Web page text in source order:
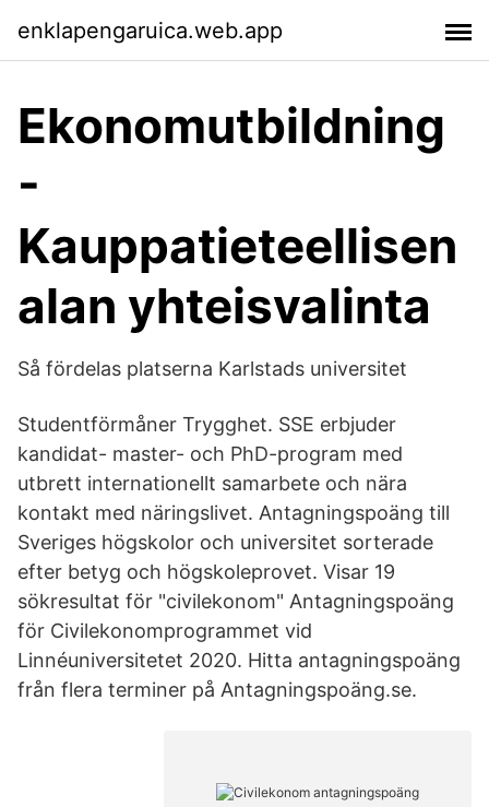
enklapengaruica.web.app
Ekonomutbildning
-
Kauppatieteellisen
alan yhteisvalinta
Så fördelas platserna Karlstads universitet
Studentförmåner Trygghet. SSE erbjuder
kandidat- master- och PhD-program med
utbrett internationellt samarbete och nära
kontakt med näringslivet. Antagningspoäng till
Sveriges högskolor och universitet sorterade
efter betyg och högskoleprovet. Visar 19
sökresultat för "civilekonom" Antagningspoäng
för Civilekonomprogrammet vid
Linnéuniversitetet 2020. Hitta antagningspoäng
från flera terminer på Antagningspoäng.se.